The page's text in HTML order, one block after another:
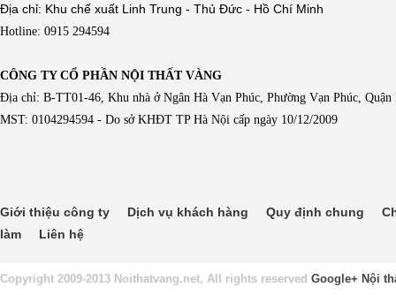
Địa chỉ: Khu chế xuất Linh Trung - Thủ Đức - Hồ Chí Minh
Hotline: 0915 294594
CÔNG TY CỔ PHẦN NỘI THẤT VÀNG
Địa chỉ: B-TT01-46, Khu nhà ở Ngân Hà Vạn Phúc, Phường Vạn Phúc,
MST: 0104294594 - Do sở KHĐT TP Hà Nội cấp ngày 10/12/2009
Giới thiệu công ty Dịch vụ khách hàng Quy định chung
làm
Liên hệ
Copyright 2009-2013 Noithatvang.net, All rights reserved Google+ Nội